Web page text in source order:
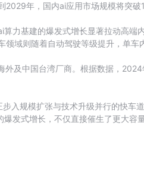
年，国内ai应用市场规模将突破1
算力基建的爆发式增长显著拉动高
领域则随着自动驾驶等级提升，单
外及中国台湾厂商。根据数据，
入规模扩张与技术升级并行的快
爆发式增长，不仅直接催生了更大